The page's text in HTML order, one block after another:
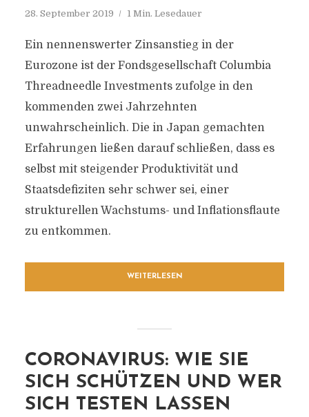
28. September 2019 1 Min. Lesedauer
Ein nennenswerter Zinsanstieg in der
Eurozone ist der Fondsgesellschaft Columbia
Threadneedle Investments zufolge in den
kommenden zwei Jahrzehnten
unwahrscheinlich. Die in Japan gemachten
Erfahrungen ließen darauf schließen, dass es
selbst mit steigender Produktivität und
Staatsdefiziten sehr schwer sei, einer
strukturellen Wachstums- und Inflationsflaute
zu entkommen.
WEITERLESEN
CORONAVIRUS: WIE SIE
SICH SCHÜTZEN UND WER
SICH TESTEN LASSEN